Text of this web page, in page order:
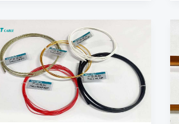
実
践：
6000
原
子
力